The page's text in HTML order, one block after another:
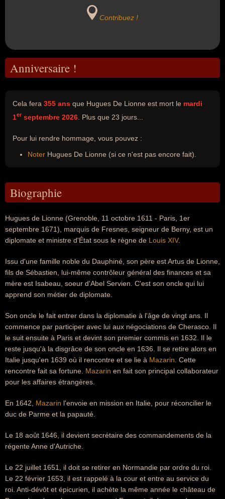
Contribuez !
Anniversaire !
Cela fera 355 ans que Hugues De Lionne est mort le mardi
1er septembre 2026 . Plus que 23 jours...
Pour lui rendre hommage, vous pouvez :
Noter Hugues De Lionne (si ce n'est pas encore fait).
Biographie
Hugues de Lionne (Grenoble, 11 octobre 1611 - Paris, 1er
septembre 1671), marquis de Fresnes, seigneur de Berny, est un
diplomate et ministre d'État sous le règne de Louis XIV.
Issu d'une famille noble du Dauphiné, son père est Artus de Lionne,
fils de Sébastien, lui-même contrôleur général des finances et sa
mère est Isabeau, soeur d'Abel Servien. C'est son oncle qui lui
apprend son métier de diplomate.
Son oncle le fait entrer dans la diplomatie à l'âge de vingt ans. Il
commence par participer avec lui aux négociations de Cherasco. Il
le suit ensuite à Paris et devint son premier commis en 1632. Il le
reste jusqu'à la disgrâce de son oncle en 1636. Il se retire alors en
Italie jusqu'en 1639 où il rencontre et se lie à Mazarin . Cette
rencontre fait sa fortune. Mazarin en fait son principal collaborateur
pour les affaires étrangères.
En 1642, Mazarin l'envoie en mission en Italie, pour réconcilier le
duc de Parme et la papauté.
Le 18 août 1646, il devient secrétaire des commandements de la
régente Anne d'Autriche.
Le 22 juillet 1651, il doit se retirer en Normandie par ordre du roi.
Le 22 février 1653, il est rappelé à la cour et entre au service du
roi. Anti-dévôt et épicurien, il achète la même année le château de